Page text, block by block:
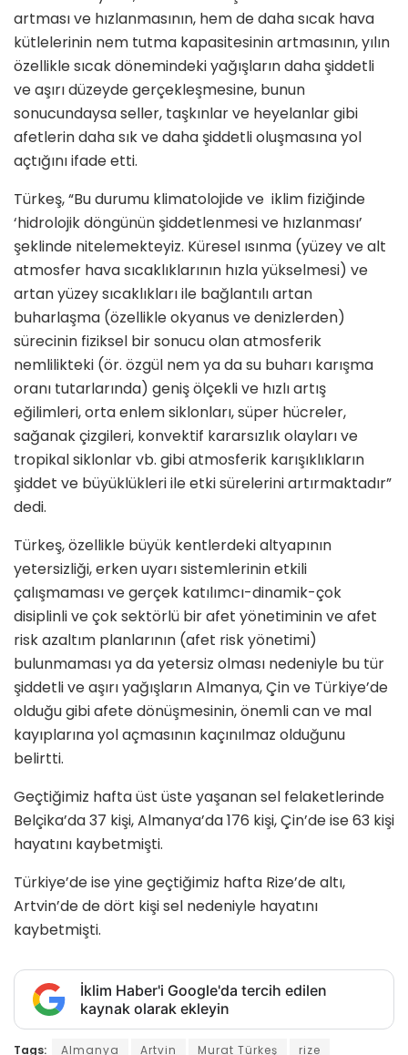
artması ve hızlanmasının, hem de daha sıcak hava
kütlelerinin nem tutma kapasitesinin artmasının, yılın
özellikle sıcak dönemindeki yağışların daha şiddetli
ve aşırı düzeyde gerçekleşmesine, bunun
sonucundaysa seller, taşkınlar ve heyelanlar gibi
afetlerin daha sık ve daha şiddetli oluşmasına yol
açtığını ifade etti.
Türkeş, “Bu durumu klimatolojide ve iklim fiziğinde
‘hidrolojik döngünün şiddetlenmesi ve hızlanması’
şeklinde nitelemekteyiz. Küresel ısınma (yüzey ve alt
atmosfer hava sıcaklıklarının hızla yükselmesi) ve
artan yüzey sıcaklıkları ile bağlantılı artan
buharlaşma (özellikle okyanus ve denizlerden)
sürecinin fiziksel bir sonucu olan atmosferik
nemlilikteki (ör. özgül nem ya da su buharı karışma
oranı tutarlarında) geniş ölçekli ve hızlı artış
eğilimleri, orta enlem siklonları, süper hücreler,
sağanak çizgileri, konvektif kararsızlık olayları ve
tropikal siklonlar vb. gibi atmosferik karışıklıkların
şiddet ve büyüklükleri ile etki sürelerini artırmaktadır”
dedi.
Türkeş, özellikle büyük kentlerdeki altyapının
yetersizliği, erken uyarı sistemlerinin etkili
çalışmaması ve gerçek katılımcı-dinamik-çok
disiplinli ve çok sektörlü bir afet yönetiminin ve afet
risk azaltım planlarının (afet risk yönetimi)
bulunmaması ya da yetersiz olması nedeniyle bu tür
şiddetli ve aşırı yağışların Almanya, Çin ve Türkiye’de
olduğu gibi afete dönüşmesinin, önemli can ve mal
kayıplarına yol açmasının kaçınılmaz olduğunu
belirtti.
Geçtiğimiz hafta üst üste yaşanan sel felaketlerinde
Belçika’da 37 kişi, Almanya’da 176 kişi, Çin’de ise 63 kişi
hayatını kaybetmişti.
Türkiye’de ise yine geçtiğimiz hafta Rize’de altı,
Artvin’de de dört kişi sel nedeniyle hayatını
kaybetmişti.
İklim Haber'i Google'da tercih edilen
kaynak olarak ekleyin
Tags: Almanya Artvin Murat Türkeş
rize